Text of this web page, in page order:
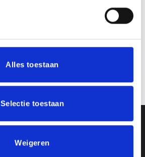
Alles toestaan
Selectie toestaan
Weigeren
Beeld FG251 (10 cm)